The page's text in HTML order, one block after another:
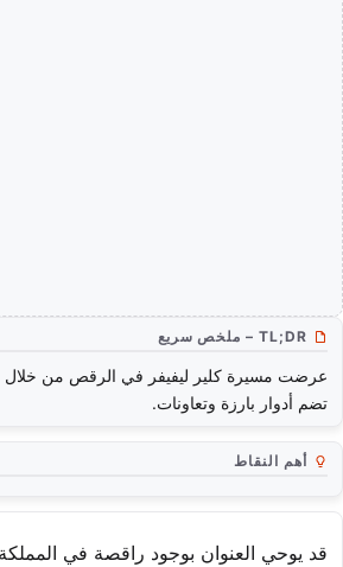
TL;DR – ملخص سريع
عرضت مسيرة كلير ليفيفر في الرقص من خلال
تضم أدوار بارزة وتعاونات.
أهم النقاط
قد يوحي العنوان بوجود راقصة في